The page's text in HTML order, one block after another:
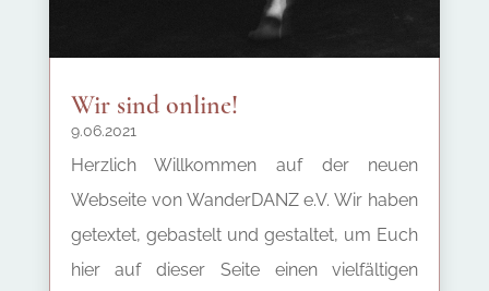
Wir sind online!
9.06.2021
Herzlich Willkommen auf der neuen
Webseite von WanderDANZ e.V. Wir haben
getextet, gebastelt und gestaltet, um Euch
hier auf dieser Seite einen vielfältigen